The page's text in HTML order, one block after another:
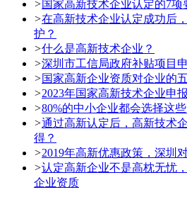
>国家高新技术企业认定的7项
>在高新技术企业认定成功后
护？
>什么是高新技术企业？
>深圳市工信局政府补贴项目
>国家高新企业资质对企业的
>2023年国家高新技术企业申
>80%的中小企业都会选择这些
>通过高新认定后，高新技术
得？
>2019年高新优惠政策，深圳
>认定高新企业不是高枕无忧
企业资质